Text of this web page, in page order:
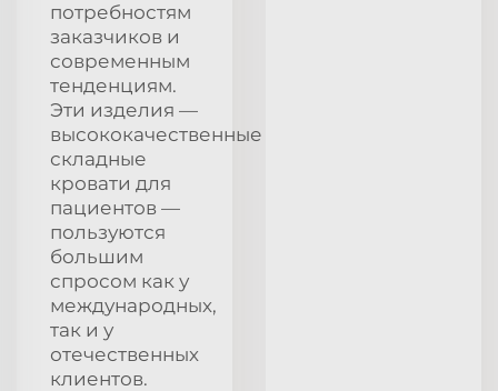
потребностям
заказчиков и
современным
тенденциям.
Эти изделия —
высококачественные
складные
кровати для
пациентов —
пользуются
большим
спросом как у
международных,
так и у
отечественных
клиентов.